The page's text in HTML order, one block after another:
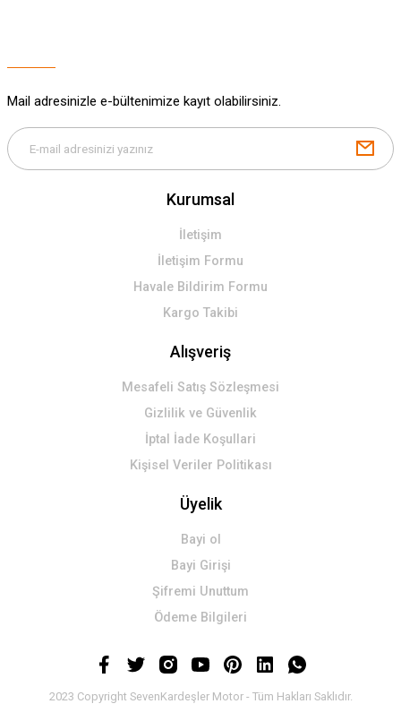
Mail adresinizle e-bültenimize kayıt olabilirsiniz.
Kurumsal
İletişim
İletişim Formu
Havale Bildirim Formu
Kargo Takibi
Alışveriş
Mesafeli Satış Sözleşmesi
Gizlilik ve Güvenlik
İptal İade Koşullari
Kişisel Veriler Politikası
Üyelik
Bayi ol
Bayi Girişi
Şifremi Unuttum
Ödeme Bilgileri
2023 Copyright SevenKardeşler Motor - Tüm Hakları Saklıdır.